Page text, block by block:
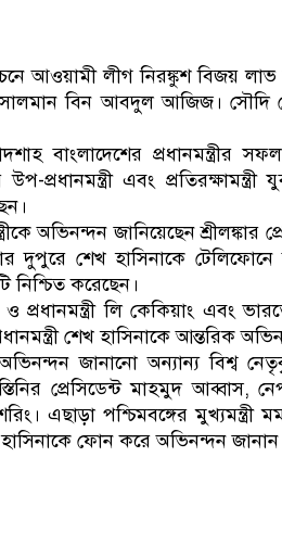
অবৈধ
ডাকাতির
আওয়ামী লীগ নিরঙ্কুশ বিজয় লাভ
সালমান বিন আবদুল আজিজ। সৌদি
বাংলাদেশের প্রধানমন্ত্রীর
প্রধানমন্ত্রী এবং প্রতিরক্ষামন্ত্রী
অভিনন্দন জানিয়েছেন শ্রীলঙ্কার
দুপুরে শেখ হাসিনাকে টেলিফোনে
নিশ্চিত করেছেন।
প্রধানমন্ত্রী লি কেকিয়াং এবং
শেখ হাসিনাকে আন্তরিক
জানানো অন্যান্য বিশ্ব
প্রেসিডেন্ট মাহমুদ আব্বাস,
এছাড়া পশ্চিমবঙ্গের মুখ্যমন্ত্রী
হাসিনাকে ফোন করে অভিনন্দন